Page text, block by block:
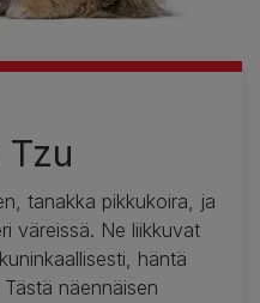
Tzu
tanakka pikkukoira, ja
väreissä. Ne liikkuvat
häntä
näennäisen